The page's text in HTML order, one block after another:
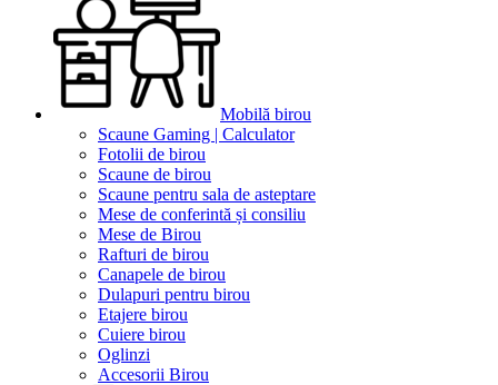
Mobilă birou
Scaune Gaming | Calculator
Fotolii de birou
Scaune de birou
Scaune pentru sala de asteptare
Mese de conferintă și consiliu
Mese de Birou
Rafturi de birou
Canapele de birou
Dulapuri pentru birou
Etajere birou
Cuiere birou
Oglinzi
Accesorii Birou